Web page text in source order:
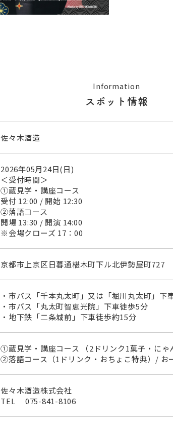
Information
スポット情報
佐々木酒造
2026年05月24日(日)
＜受付時間＞
①蔵見学・講座コース
受付 12:00 / 開始 12:30
②落語コース
開場 13:30 / 開演 14:00
※会場クローズ 17：00
京都市上京区日暮通椹木町下ル北伊勢屋町727
・市バス「千本丸太町」又は「堀川丸太町」下
・市バス「丸太町智恵光院」下車徒歩5分
・地下鉄「二条城前」下車徒歩約15分
①蔵見学・講座コース （2ドリンク1菓子・に
②落語コース（1ドリンク・おちょこ特典）/ お
佐々木酒造株式会社
TEL 075-841-8106